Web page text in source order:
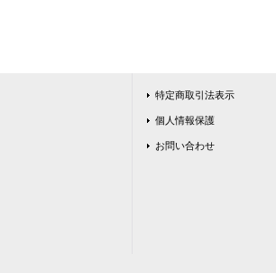
特定商取引法表示
個人情報保護
お問い合わせ